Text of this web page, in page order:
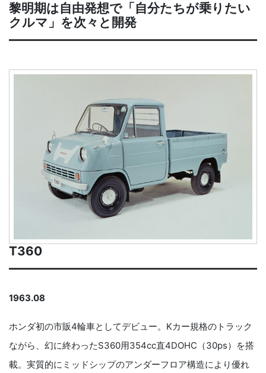
黎明期は自由発想で「自分たちが乗りたい
クルマ」を次々と開発
T360
1963.08
ホンダ初の市販4輪車としてデビュー。Kカー規格のトラック
ながら、幻に終わったS360用354cc直4DOHC（30ps）を搭
載。実質的にミッドシップのアンダーフロア構造により優れ